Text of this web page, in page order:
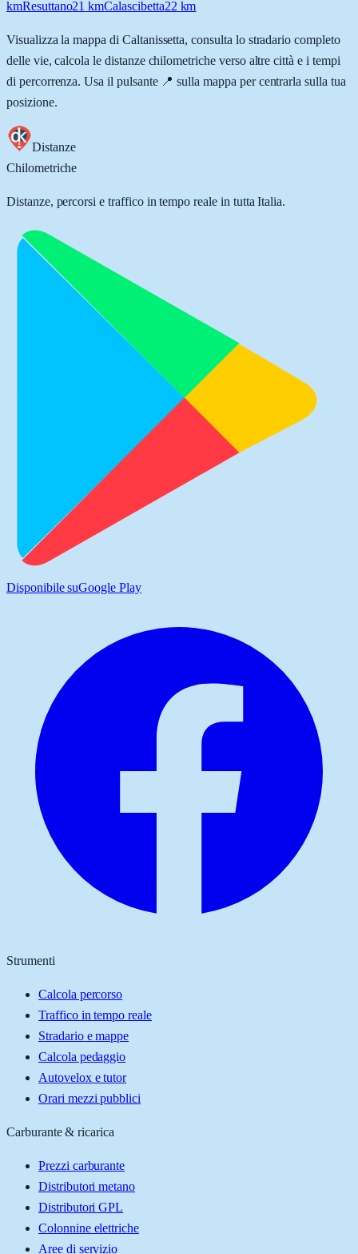
kmResuttano21 kmCalascibetta22 km
Visualizza la mappa di Caltanissetta, consulta lo stradario completo
delle vie, calcola le distanze chilometriche verso altre città e i tempi
di percorrenza. Usa il pulsante 📍 sulla mappa per centrarla sulla tua
posizione.
Distanze
Chilometriche
Distanze, percorsi e traffico in tempo reale in tutta Italia.
Disponibile suGoogle Play
Strumenti
Calcola percorso
Traffico in tempo reale
Stradario e mappe
Calcola pedaggio
Autovelox e tutor
Orari mezzi pubblici
Carburante & ricarica
Prezzi carburante
Distributori metano
Distributori GPL
Colonnine elettriche
Aree di servizio